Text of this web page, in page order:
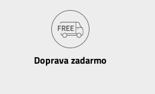
Doprava zadarmo